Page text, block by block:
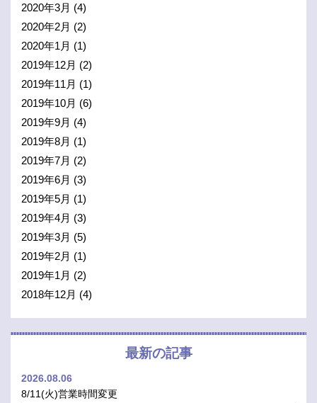
2020年3月 (4)
2020年2月 (2)
2020年1月 (1)
2019年12月 (2)
2019年11月 (1)
2019年10月 (6)
2019年9月 (4)
2019年8月 (1)
2019年7月 (2)
2019年6月 (3)
2019年5月 (1)
2019年4月 (3)
2019年3月 (5)
2019年2月 (1)
2019年1月 (2)
2018年12月 (4)
最新の記事
2026.08.06
8/11(火)営業時間変更